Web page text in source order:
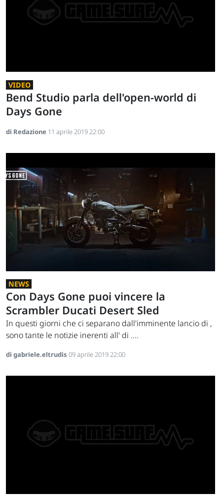
VIDEO
Bend Studio parla dell'open-world di
Days Gone
di Redazione 11 aprile 2019 22:00
NEWS
Con Days Gone puoi vincere la
Scrambler Ducati Desert Sled
In questi giorni che ci separano dall'imminente lancio di ,
sono tante le notizie inerenti all' di ....
di gabriele.eltrudis 09 aprile 2019 22:00